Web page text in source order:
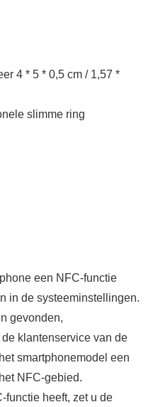
4 * 5 * 0,5 cm / 1,57 *
slimme ring
een NFC-functie
in de systeeminstellingen.
gevonden,
klantenservice van de
smartphonemodel een
NFC-gebied.
functie heeft, zet u de